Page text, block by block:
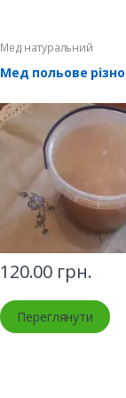
Мед натуральний
Мед польове
120.00 грн.
Переглянути